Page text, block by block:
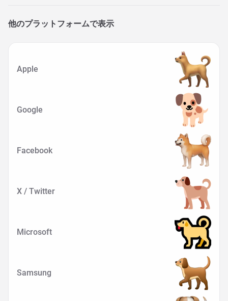
他のプラットフォームで表示
Apple
Google
Facebook
X / Twitter
Microsoft
Samsung